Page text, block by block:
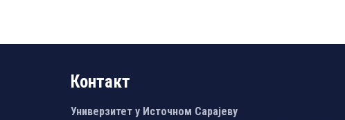
Контакт
Универзитет у Источном Сарајеву